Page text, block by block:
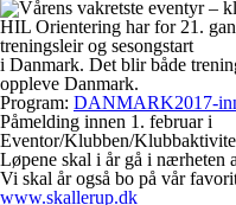
HIL Orientering har for 21.
treningsleir og sesongstart
i Danmark. Det blir både
oppleve Danmark.
Program: DANMARK2017-
Påmelding innen 1. februar i
Eventor/Klubben/
Løpene skal i år gå i nærheten
Vi skal år også bo på vår
www.skallerup.dk